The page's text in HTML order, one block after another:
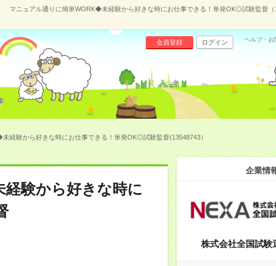
マニュアル通りに簡単WORK◆未経験から好きな時にお仕事できる！単発OK◎試験監督（
会員登録 ログイン ヘルプ・お
経験から好きな時にお仕事できる！単発OK◎試験監督(13548743）
験から好きな時に
企業情
株式会社全国試験